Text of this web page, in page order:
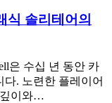
식 솔리테어의
은 수십 년 동안 카
. 노련한 플레이어
깊이와…